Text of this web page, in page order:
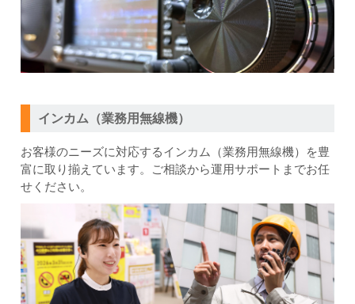
インカム（業務用無線機）
お客様のニーズに対応するインカム（業務用無線機）を豊
富に取り揃えています。ご相談から運用サポートまでお任
せください。